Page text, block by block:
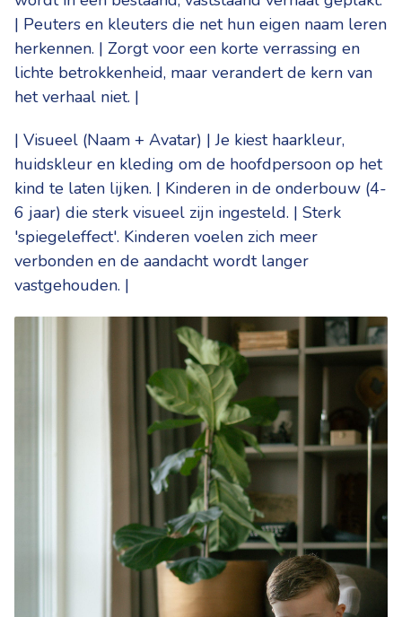
| Peuters en kleuters die net hun eigen naam leren
herkennen. | Zorgt voor een korte verrassing en
lichte betrokkenheid, maar verandert de kern van
het verhaal niet. |
| Visueel (Naam + Avatar) | Je kiest haarkleur,
huidskleur en kleding om de hoofdpersoon op het
kind te laten lijken. | Kinderen in de onderbouw (4-
6 jaar) die sterk visueel zijn ingesteld. | Sterk
'spiegeleffect'. Kinderen voelen zich meer
verbonden en de aandacht wordt langer
vastgehouden. |